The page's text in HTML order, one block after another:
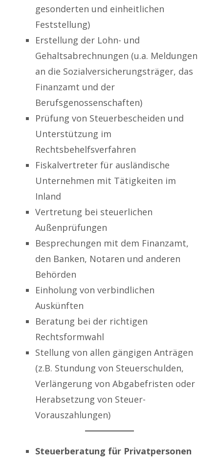
gesonderten und einheitlichen
Feststellung)
Erstellung der Lohn- und
Gehaltsabrechnungen (u.a. Meldungen
an die Sozialversicherungsträger, das
Finanzamt und der
Berufsgenossenschaften)
Prüfung von Steuerbescheiden und
Unterstützung im
Rechtsbehelfsverfahren
Fiskalvertreter für ausländische
Unternehmen mit Tätigkeiten im
Inland
Vertretung bei steuerlichen
Außenprüfungen
Besprechungen mit dem Finanzamt,
den Banken, Notaren und anderen
Behörden
Einholung von verbindlichen
Auskünften
Beratung bei der richtigen
Rechtsformwahl
Stellung von allen gängigen Anträgen
(z.B. Stundung von Steuerschulden,
Verlängerung von Abgabefristen oder
Herabsetzung von Steuer-
Vorauszahlungen)
Steuerberatung für Privatpersonen